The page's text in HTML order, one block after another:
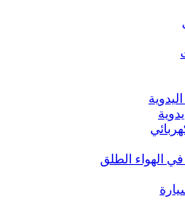
الهواء الطلق